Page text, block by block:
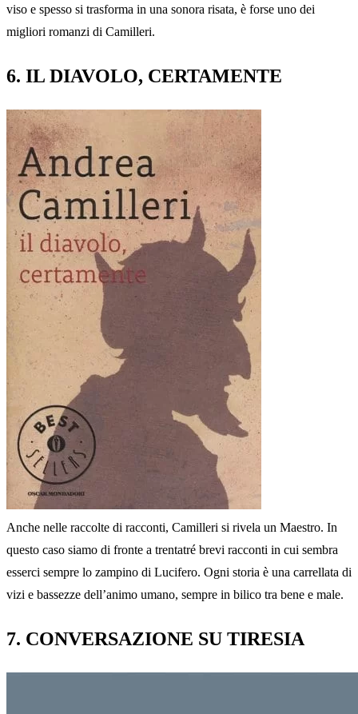
viso e spesso si trasforma in una sonora risata, è forse uno dei
migliori romanzi di Camilleri.
6. IL DIAVOLO, CERTAMENTE
Anche nelle raccolte di racconti, Camilleri si rivela un Maestro. In
questo caso siamo di fronte a trentatré brevi racconti in cui sembra
esserci sempre lo zampino di Lucifero. Ogni storia è una carrellata di
vizi e bassezze dell’animo umano, sempre in bilico tra bene e male.
7. CONVERSAZIONE SU TIRESIA